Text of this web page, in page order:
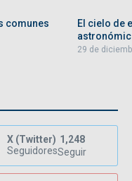
comunes
El cielo de
29 de
X (Twitter) 1,248
SeguidoresSeguir